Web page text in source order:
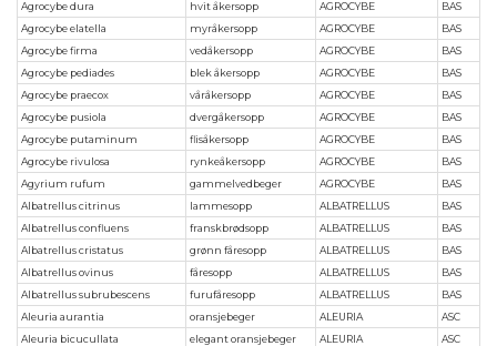
Agrocybe dura
hvit åkersopp AGROCYBE
BAS
Agrocybe elatella
myråkersopp AGROCYBE
BAS
Agrocybe firma
vedåkersopp AGROCYBE
BAS
Agrocybe pediades
blek åkersopp AGROCYBE
BAS
Agrocybe praecox
våråkersopp AGROCYBE
BAS
Agrocybe pusiola
dvergåkersopp AGROCYBE
BAS
Agrocybe putaminum
flisåkersopp AGROCYBE
BAS
Agrocybe rivulosa
rynkeåkersopp AGROCYBE
BAS
Agyrium rufum
gammelvedbeger AGROCYBE
BAS
Albatrellus citrinus
lammesopp ALBATRELLUS
BAS
Albatrellus confluens
franskbrødsopp ALBATRELLUS
BAS
Albatrellus cristatus
grønn fåresopp ALBATRELLUS
BAS
Albatrellus ovinus
fåresopp ALBATRELLUS
BAS
Albatrellus subrubescens
furufåresopp ALBATRELLUS
BAS
Aleuria aurantia
oransjebeger ALEURIA
ASC
Aleuria bicucullata
elegant oransjebeger ALEURIA
ASC